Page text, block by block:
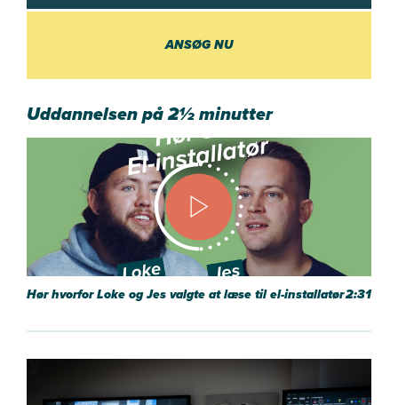
ANSØG NU
Uddannelsen på 2½ minutter
Hør hvorfor Loke og Jes valgte at læse til el-installatør2:31